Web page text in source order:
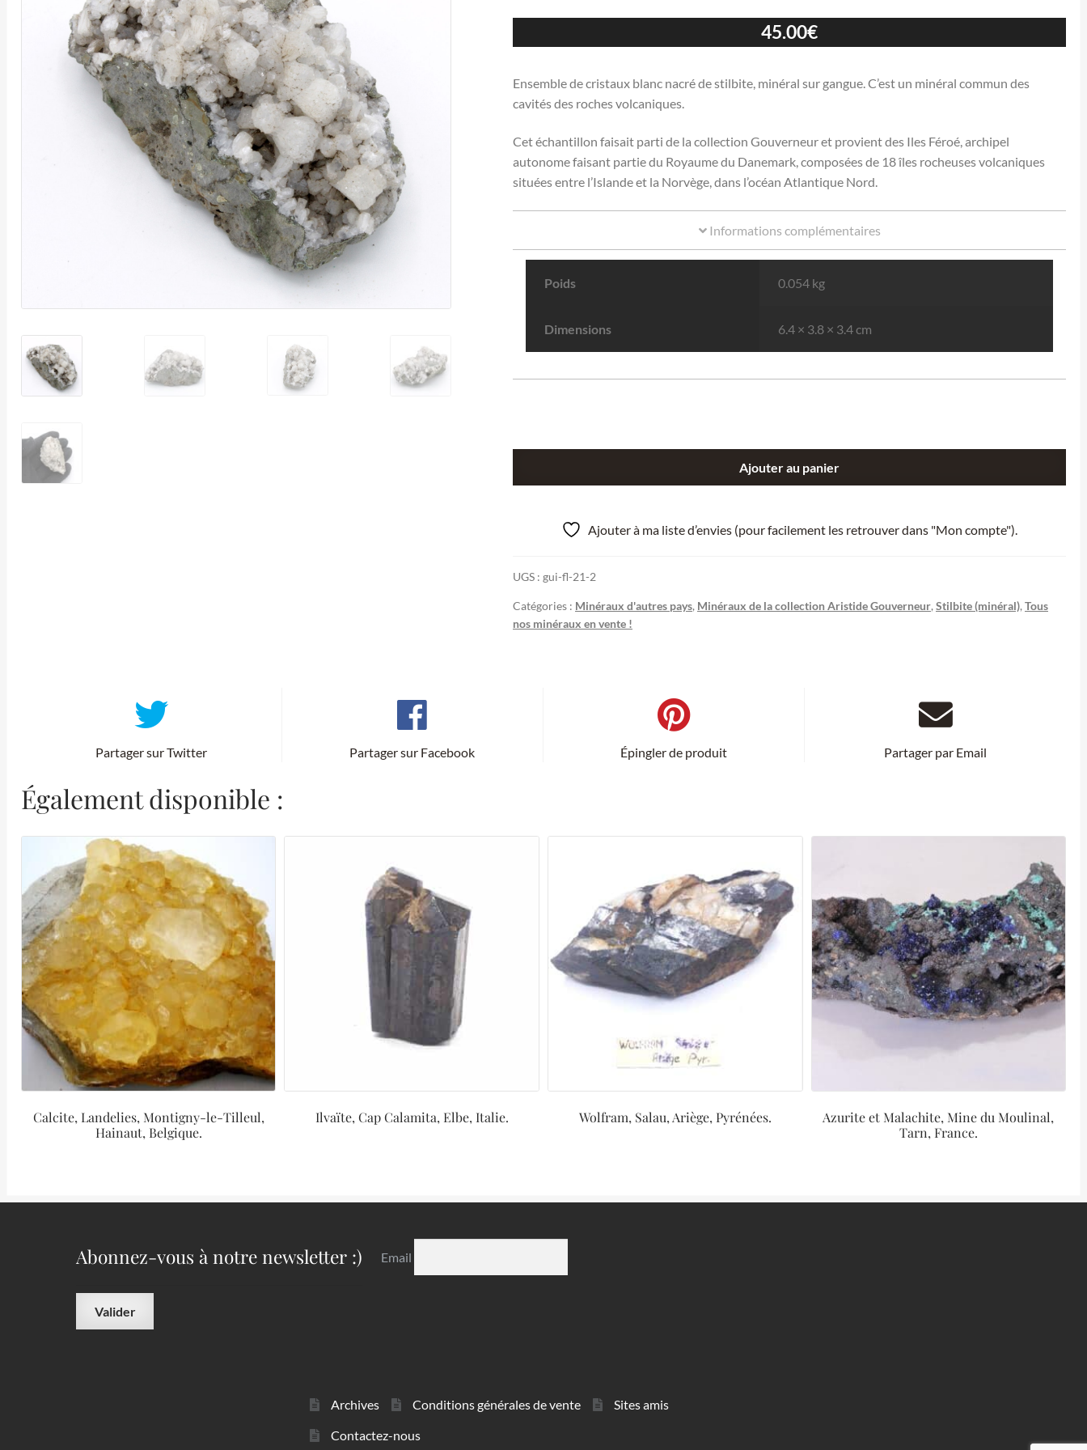
45.00€
Ensemble de cristaux blanc nacré de stilbite, minéral sur gangue. C’est un minéral commun des
cavités des roches volcaniques.
Cet échantillon faisait parti de la collection Gouverneur et provient des Iles Féroé, archipel
autonome faisant partie du Royaume du Danemark, composées de 18 îles rocheuses volcaniques
situées entre l’Islande et la Norvège, dans l’océan Atlantique Nord.
Informations complémentaires
Poids 0.054 kg
Dimensions 6.4 × 3.8 × 3.4 cm
Féroé,
Royaume
du
Ajouter au panier
Ajouter à ma liste d’envies (pour facilement les retrouver dans "Mon compte").
UGS : gui-fl-21-2
Catégories : Minéraux d'autres pays, Minéraux de la collection Aristide Gouverneur, Stilbite (minéral), Tous
nos minéraux en vente !
Partager sur Twitter Partager sur Facebook Épingler de produit Partager par Email
Également disponible :
Calcite, Landelies, Montigny-le-Tilleul,
Hainaut, Belgique.
Ilvaïte, Cap Calamita, Elbe, Italie. Wolfram, Salau, Ariège, Pyrénées.
Azurite et Malachite, Mine du Moulinal,
Tarn, France.
Abonnez-vous à notre newsletter :) Email
Archives Conditions générales de vente
Sites amis
Contactez-nous